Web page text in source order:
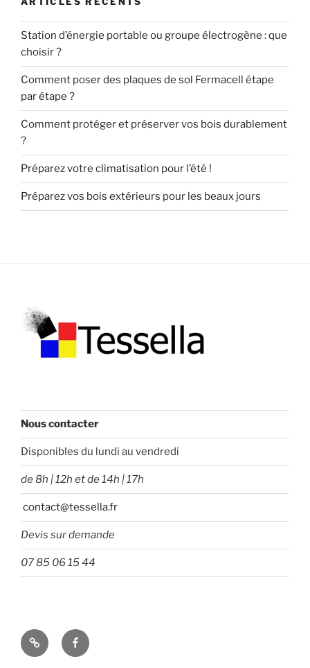
Station d’énergie portable ou groupe électrogène : que
choisir ?
Comment poser des plaques de sol Fermacell étape
par étape ?
Comment protéger et préserver vos bois durablement
?
Préparez votre climatisation pour l’été !
Préparez vos bois extérieurs pour les beaux jours
Nous contacter
Disponibles du lundi au vendredi
de 8h | 12h et de 14h | 17h
contact@tessella.fr
Devis sur demande
07 85 06 15 44
Tessella Facebook